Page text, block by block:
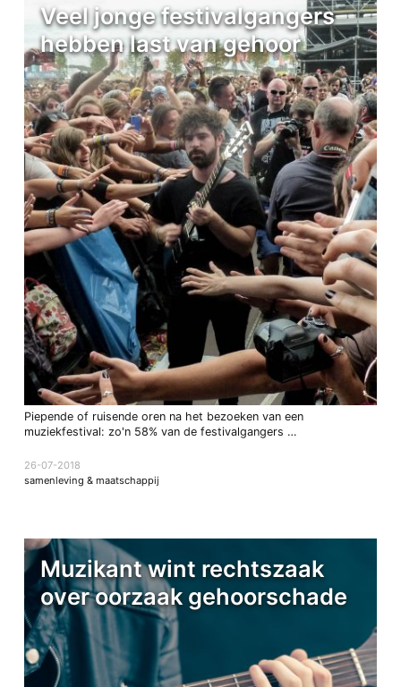
Veel jonge festivalgangers
hebben last van gehoor
Piepende of ruisende oren na het bezoeken van een
muziekfestival: zo'n 58% van de festivalgangers …
26-07-2018
samenleving & maatschappij
Muzikant wint rechtszaak
over oorzaak gehoorschade